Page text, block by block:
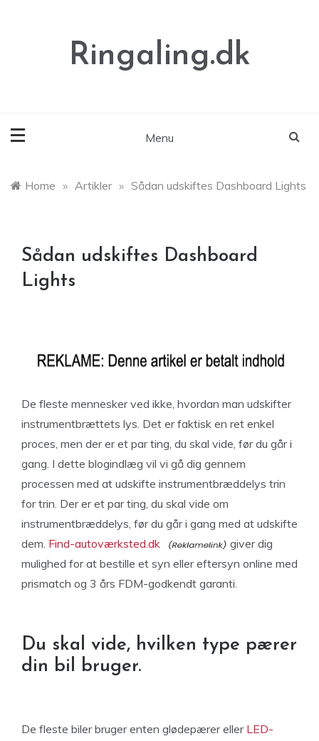
Ringaling.dk
Menu
Home » Artikler » Sådan udskiftes Dashboard Lights
Sådan udskiftes Dashboard
Lights
De fleste mennesker ved ikke, hvordan man udskifter
instrumentbrættets lys. Det er faktisk en ret enkel
proces, men der er et par ting, du skal vide, før du går i
gang. I dette blogindlæg vil vi gå dig gennem
processen med at udskifte instrumentbræddelys trin
for trin. Der er et par ting, du skal vide om
instrumentbræddelys, før du går i gang med at udskifte
dem. Find-autoværksted.dk
giver dig
mulighed for at bestille et syn eller eftersyn online med
prismatch og 3 års FDM-godkendt garanti.
Du skal vide, hvilken type pærer
din bil bruger.
De fleste biler bruger enten glødepærer eller LED-